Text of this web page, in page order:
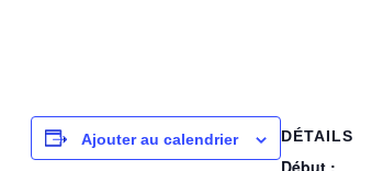
Ajouter au calendrier DÉTAILS